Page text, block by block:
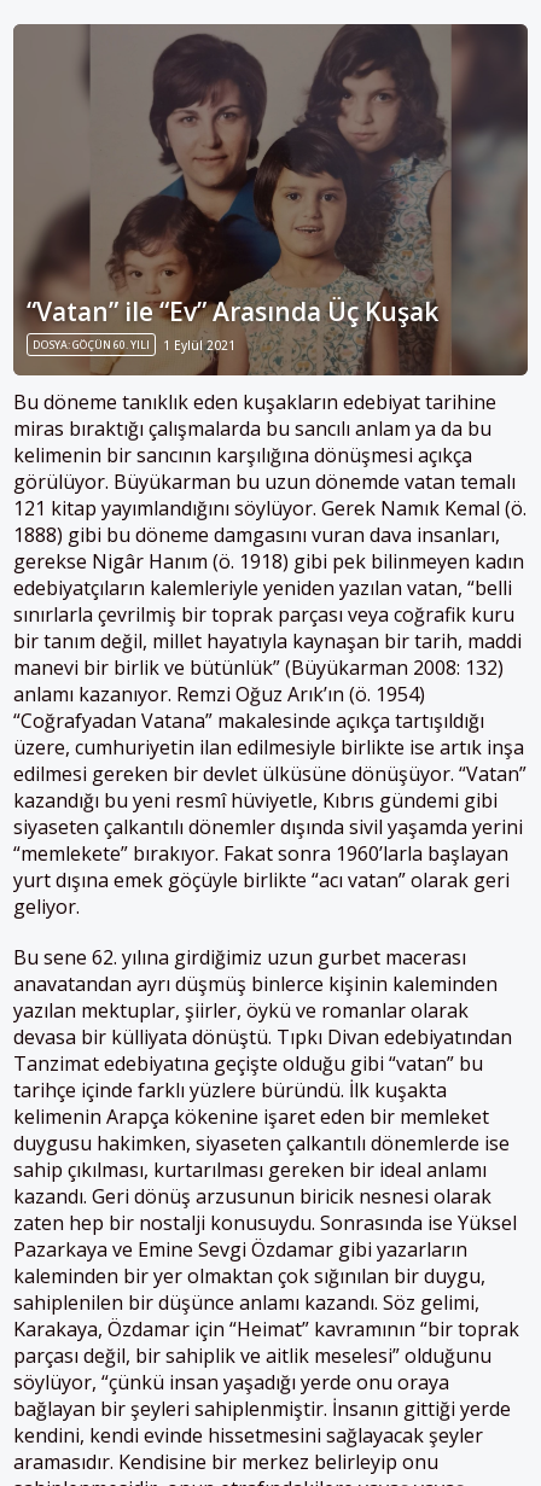
“Vatan” ile “Ev” Arasında Üç Kuşak
DOSYA: GÖÇÜN 60. YILI 1 Eylül 2021
Bu döneme tanıklık eden kuşakların edebiyat tarihine
miras bıraktığı çalışmalarda bu sancılı anlam ya da bu
kelimenin bir sancının karşılığına dönüşmesi açıkça
görülüyor. Büyükarman bu uzun dönemde vatan temalı
121 kitap yayımlandığını söylüyor. Gerek Namık Kemal (ö.
1888) gibi bu döneme damgasını vuran dava insanları,
gerekse Nigâr Hanım (ö. 1918) gibi pek bilinmeyen kadın
edebiyatçıların kalemleriyle yeniden yazılan vatan, “belli
sınırlarla çevrilmiş bir toprak parçası veya coğrafik kuru
bir tanım değil, millet hayatıyla kaynaşan bir tarih, maddi
manevi bir birlik ve bütünlük” (Büyükarman 2008: 132)
anlamı kazanıyor. Remzi Oğuz Arık’ın (ö. 1954)
“Coğrafyadan Vatana” makalesinde açıkça tartışıldığı
üzere, cumhuriyetin ilan edilmesiyle birlikte ise artık inşa
edilmesi gereken bir devlet ülküsüne dönüşüyor. “Vatan”
kazandığı bu yeni resmî hüviyetle, Kıbrıs gündemi gibi
siyaseten çalkantılı dönemler dışında sivil yaşamda yerini
“memlekete” bırakıyor. Fakat sonra 1960’larla başlayan
yurt dışına emek göçüyle birlikte “acı vatan” olarak geri
geliyor.
Bu sene 62. yılına girdiğimiz uzun gurbet macerası
anavatandan ayrı düşmüş binlerce kişinin kaleminden
yazılan mektuplar, şiirler, öykü ve romanlar olarak
devasa bir külliyata dönüştü. Tıpkı Divan edebiyatından
Tanzimat edebiyatına geçişte olduğu gibi “vatan” bu
tarihçe içinde farklı yüzlere büründü. İlk kuşakta
kelimenin Arapça kökenine işaret eden bir memleket
duygusu hakimken, siyaseten çalkantılı dönemlerde ise
sahip çıkılması, kurtarılması gereken bir ideal anlamı
kazandı. Geri dönüş arzusunun biricik nesnesi olarak
zaten hep bir nostalji konusuydu. Sonrasında ise Yüksel
Pazarkaya ve Emine Sevgi Özdamar gibi yazarların
kaleminden bir yer olmaktan çok sığınılan bir duygu,
sahiplenilen bir düşünce anlamı kazandı. Söz gelimi,
Karakaya, Özdamar için “Heimat” kavramının “bir toprak
parçası değil, bir sahiplik ve aitlik meselesi” olduğunu
söylüyor, “çünkü insan yaşadığı yerde onu oraya
bağlayan bir şeyleri sahiplenmiştir. İnsanın gittiği yerde
kendini, kendi evinde hissetmesini sağlayacak şeyler
aramasıdır. Kendisine bir merkez belirleyip onu